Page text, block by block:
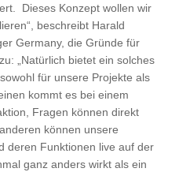
Dieses Konzept wollen wir
beschreibt Harald
Germany, die Gründe für
„Natürlich bietet ein solches
für unsere Projekte als
kommt es bei einem
Fragen können direkt
können unsere
deren Funktionen live auf der
ganz anders wirkt als ein